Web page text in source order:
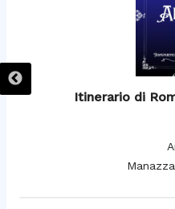
Itinerario di